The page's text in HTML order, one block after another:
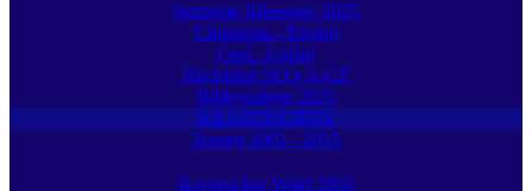
Startseite Bikertage 2025
Chiemgau - Rovinj
Cres - Lošinj
Rückfahrt SLO-A-CZ
Bildergalerie 2025
KRADTOUREN
Touren 2002 - 2015
Bayerischer Wald 2002